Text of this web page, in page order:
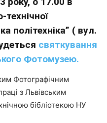
технічної
політехніка” ( вул.
святкування
Фотомузею.
Фотографічним
з Львівським
бібліотекою НУ